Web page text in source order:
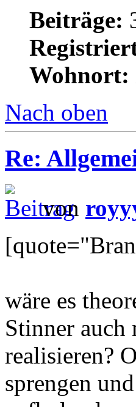
Beiträge:
Wohnort:
Nach oben
Re:
von
wäre es
Stinner auch
realisieren?
sprengen